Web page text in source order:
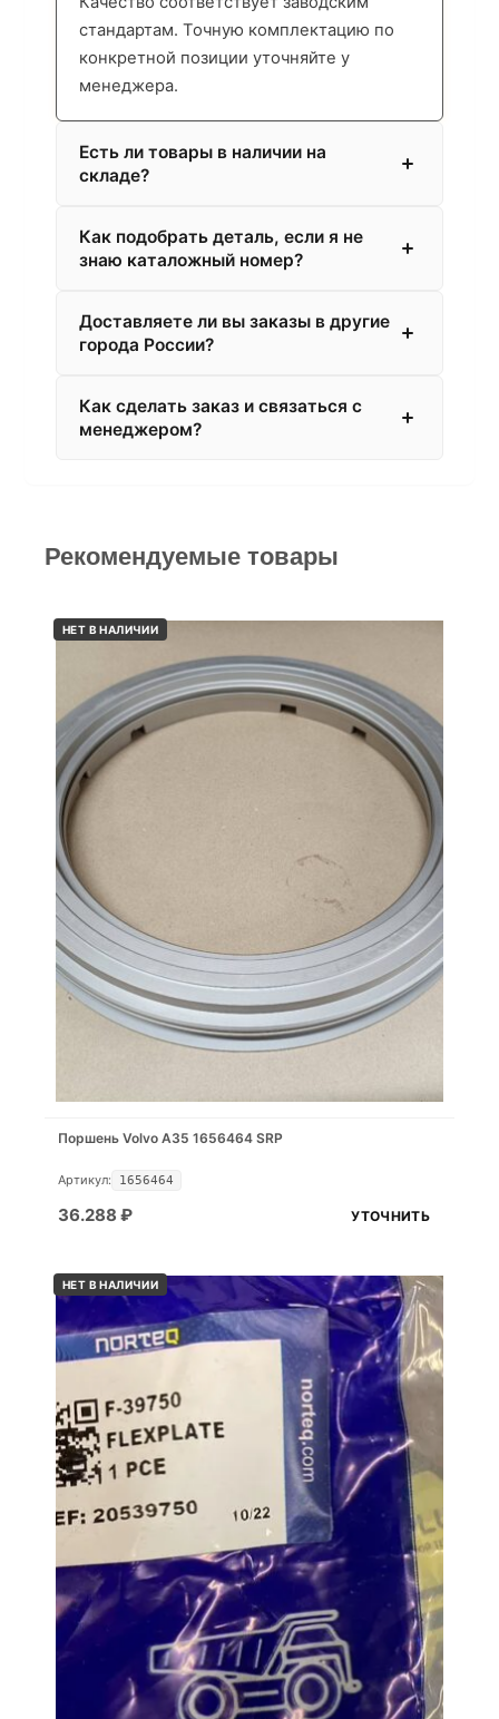
стандартам. Точную комплектацию по
конкретной позиции уточняйте у
менеджера.
Есть ли товары в наличии на
складе?
Как подобрать деталь, если я не
знаю каталожный номер?
Доставляете ли вы заказы в другие
города России?
Как сделать заказ и связаться с
менеджером?
Рекомендуемые товары
НЕТ В НАЛИЧИИ
Поршень Volvo A35 1656464 SRP
Артикул: 1656464
36.288 ₽ УТОЧНИТЬ
НЕТ В НАЛИЧИИ